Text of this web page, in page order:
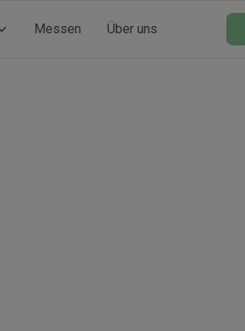
Messen Über uns